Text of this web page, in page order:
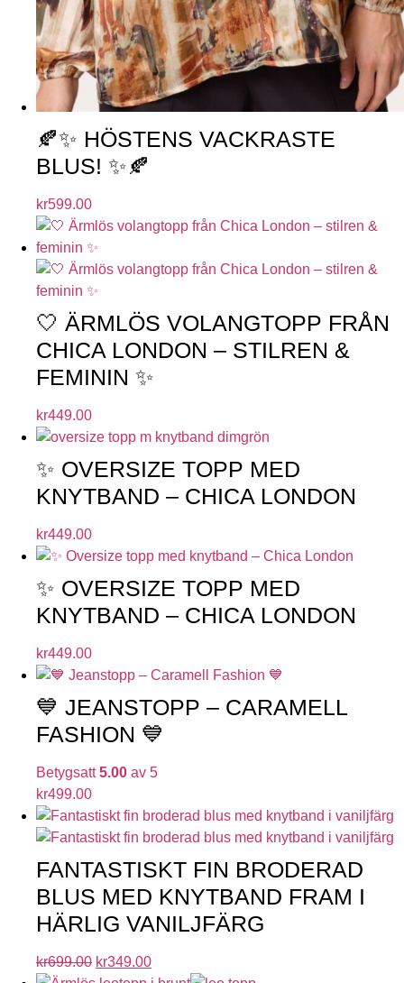
🍂✨ HÖSTENS VACKRASTE
BLUS! ✨🍂
kr599.00
🤍 ÄRMLÖS VOLANGTOPP FRÅN
CHICA LONDON – STILREN &
FEMININ ✨
kr449.00
✨ OVERSIZE TOPP MED
KNYTBAND – CHICA LONDON
kr449.00
✨ OVERSIZE TOPP MED
KNYTBAND – CHICA LONDON
kr449.00
💙 JEANSTOPP – CARAMELL
FASHION 💙
Betygsatt5.00 av 5
kr499.00
FANTASTISKT FIN BRODERAD
BLUS MED KNYTBAND FRAM I
HÄRLIG VANILJFÄRG
kr699.00 kr349.00